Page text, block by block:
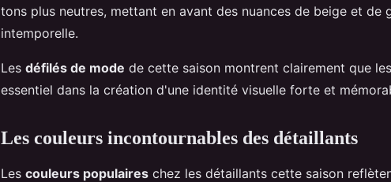
tons plus neutres, mettant en avant des nuances de beige et de
intemporelle.
Les défilés de mode de cette saison montrent clairement que
essentiel dans la création d'une identité visuelle forte et
Les couleurs incontournables des détaillants
Les couleurs populaires chez les détaillants cette saison